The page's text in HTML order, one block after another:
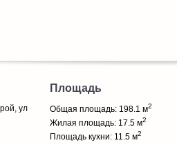
ул
Площадь
Общая площадь: 198.1 м2
Жилая площадь: 17.5 м2
Площадь кухни: 11.5 м2